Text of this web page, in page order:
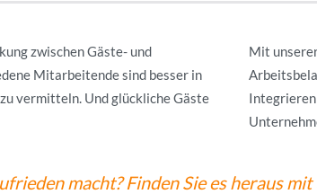
zwischen Gäste- und
Mitarbeitende sind besser in
vermitteln. Und glückliche Gäste
Mit
macht?Finden Sie es heraus